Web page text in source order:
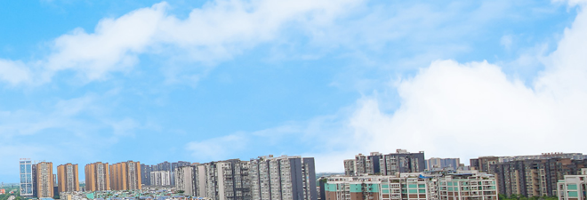
五星学校
文化中心
道路白改黑
防洪系统
城市综合配套区